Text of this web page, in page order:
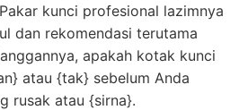
kunci profesional lazimnya
dan rekomendasi terutama
apakah kotak kunci
atau {tak} sebelum Anda
rusak atau {sirna}.